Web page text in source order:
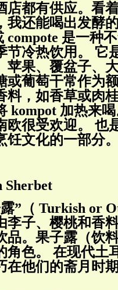
店都有供应。看
我还能喝出发酵
compote 是一种
冷热饮用。
它
苹果、覆盆子、
或葡萄干常作为
料，如香草或肉
kompot 加热来
很受欢迎。
也
饪文化的一部分
Sherbet
”（ Turkish or
李子、樱桃和香
品。果子露（饮
色。
在现代土
在他们的斋月时